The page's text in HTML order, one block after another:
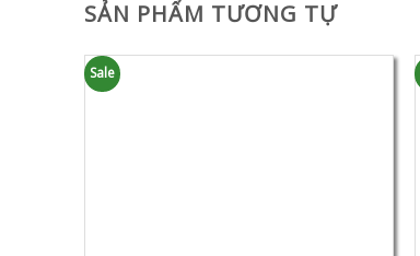
SẢN PHẨM TƯƠNG TỰ
Sale